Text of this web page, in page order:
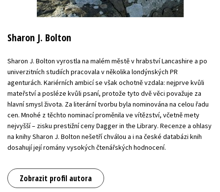
Sharon J. Bolton
Sharon J. Bolton vyrostla na malém městě v hrabství Lancashire a po
univerzitních studiích pracovala v několika londýnských PR
agenturách. Kariérních ambicí se však ochotně vzdala: nejprve kvůli
mateřství a posléze kvůli psaní, protože tyto dvě věci považuje za
hlavní smysl života. Za literární tvorbu byla nominována na celou řadu
cen. Mnohé z těchto nominací proměnila ve vítězství, včetně mety
nejvyšší – zisku prestižní ceny Dagger in the Library. Recenze a ohlasy
na knihy Sharon J. Bolton nešetří chválou a i na české databázi knih
dosahují její romány vysokých čtenářských hodnocení.
Zobrazit profil autora